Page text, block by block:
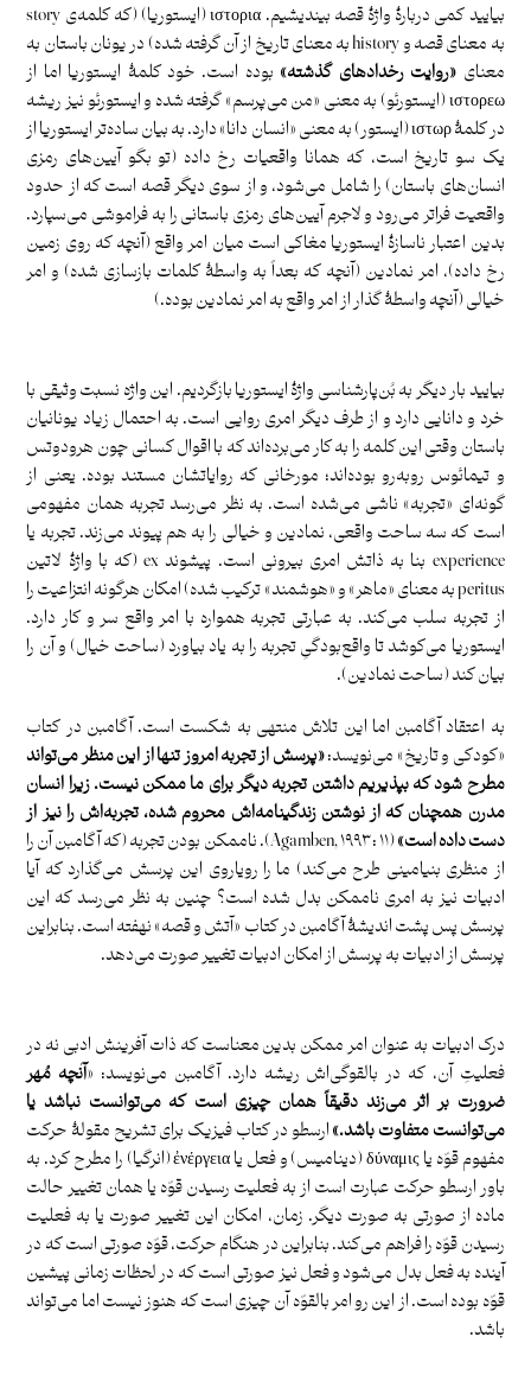
بیایید کمی دربارۀ واژۀ قصه بیندیشیم. ιστορια (ایستوریا) (که کلمه‌ی story
به معنای قصه و history به معنای تاریخ از آن گرفته شده) در یونان باستان به
معنای «روایت رخداد‌های گذشته» بوده است. خود کلمۀ ایستوریا اما از
ιστορεω (ایستورئو) به معنی «من می‌پرسم» گرفته شده و ایستورئو نیز ریشه
در کلمۀ ιστωρ (ایستور) به معنی «انسان دانا» دارد. به بیان ساده‌تر ایستوریا از
یک سو تاریخ است، که همانا واقعیات رخ داده (تو بگو آیین‌های رمزی
انسان‌های باستان) را شامل می‌شود، و از سوی دیگر قصه است که از حدود
واقعیت فراتر می‌رود و لاجرم آیین‌های رمزی باستانی را به فراموشی می‌سپارد.
بدین اعتبار ناسازۀ ایستوریا مغاکی است میان امر واقع (آنچه که روی زمین
رخ داده)، امر نمادین (آنچه که بعداً به واسطۀ کلمات بازسازی شده) و امر
خیالی (آنچه واسطۀ گذار از امر واقع به امر نمادین بوده.)
بیایید بار دیگر به بُن‌پارشناسی واژۀ ایستوریا بازگردیم. این واژه نسبت وثیقی با
خرد و دانایی دارد و از طرف دیگر امری روایی است. به احتمال زیاد یونانیان
باستان وقتی این کلمه‌ را به کار می‌برده‌اند که با اقوال کسانی چون هرودوتس
و تیمائوس روبه‌رو بوده‌اند؛ مورخانی که روایاتشان مستند بوده. یعنی از
گونه‌ای «تجربه» ناشی می‌شده است. به نظر می‌رسد تجربه همان مفهومی
است که سه ساحت واقعی، نمادین و خیالی را به هم پیوند می‌زند. تجربه یا
experience بنا به ذاتش امری بیرونی است. پیشوند ex (که با واژۀ لاتین
‌peritus به معنای «ماهر» و «هوشمند» ترکیب شده) امکان هرگونه‌ انتزاعیت را
از تجربه سلب می‌کند. به عبارتی تجربه همواره با امر واقع سر و کار دارد.
ایستوریا می‌کوشد تا واقع‌بودگیِ تجربه را به یاد بیاورد (ساحت خیال) و آن را
بیان کند (ساحت نمادین).
به اعتقاد آگامبن اما این تلاش منتهی به شکست است. آگامبن در کتاب
«کودکی و تاریخ» می‌نویسد:«پرسش از تجربه امروز تنها از این منظر می‌تواند
مطرح شود که بپذیریم داشتن تجربه دیگر برای ما ممکن نیست. زیرا انسان
مدرن همچنان که از نوشتن زندگینامه‌اش محروم شده، تجربه‌اش را نیز از
دست داده است»
(Agamben, ۱۹۹۳: ۱۱). ناممکن بودن تجربه (که آگامبن آن را
از منظری بنیامینی طرح می‌کند) ما را رویاروی این پرسش می‌گذارد که آیا
ادبیات نیز به امری ناممکن بدل شده است؟ چنین به نظر می‌رسد که این
پرسش پس پشت اندیشۀ آگامبن در کتاب «آتش و قصه» نهفته است. بنابراین
پرسش از ادبیات به پرسش از امکان ادبیات تغییر صورت می‌دهد.
درک ادبیات به عنوان امر ممکن بدین معناست که ذات آفرینش ادبی نه در
فعلیتِ آن، که در بالقوگی‌اش ریشه دارد. آگامبن می‌نویسد: «آنچه مُهر
ضرورت بر اثر می‌زند دقیقاً همان چیزی است که می‌توانست نباشد یا
می‌توانست متفاوت باشد.»ارسطو در کتاب فیزیک برای تشریح مقولۀ حرکت
مفهوم قوّه یا δύναμις (دینامیس) و فعل یا ἐνέργεια (انرگیا) را مطرح کرد. به
باور ارسطو حرکت عبارت است از به فعلیت رسیدن قوّه یا همان تغییر حالت
ماده از صورتی به صورت دیگر. زمان، امکان این تغییر صورت یا به فعلیت
رسیدن قوّه را فراهم می‌کند. بنابراین در هنگام حرکت، قوّه صورتی است که در
آینده به فعل بدل می‌شود و فعل نیز صورتی است که در لحظات زمانی پیشین
قوّه بوده است. از این رو امر بالقوّه آن چیزی است که هنوز نیست اما می‌تواند
باشد.